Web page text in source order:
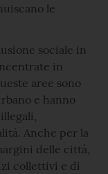
le
sociale in
in
aree sono
e hanno
Anche per la
delle città,
collettivi e di